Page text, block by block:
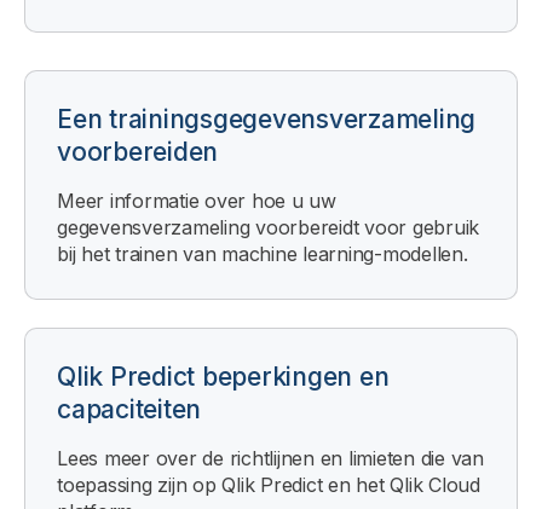
Een trainingsgegevensverzameling
voorbereiden
Meer informatie over hoe u uw
gegevensverzameling voorbereidt voor gebruik
bij het trainen van machine learning-modellen.
Qlik Predict beperkingen en
capaciteiten
Lees meer over de richtlijnen en limieten die van
toepassing zijn opQlik Predicten hetQlik Cloud